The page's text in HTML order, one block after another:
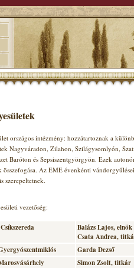
országos intézmény: hozzátartoznak a
Nagyváradon, Zilahon, Szilágysomlyón,
Baróton és Sepsiszentgyörgyön. Ezek
összefogása. Az EME évenkénti
szerepeltetnek.
vezetőség:
Csíkszereda
Balázs Lajos, elnök
Csata Andrea,
Garda Dezső
Simon Zsolt, titkár